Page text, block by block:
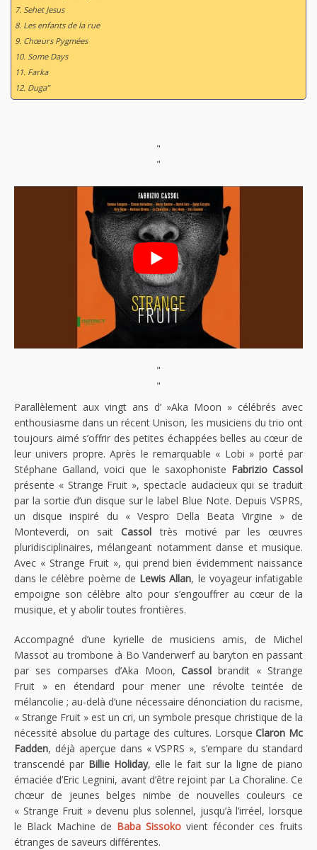
7. Sehet Jesus
8. Les enfants de la rue
9. Chœurs Pygmées
10. Some Days
11. Farka
12. Duga”
"
"
"
"
Parallèlement aux vingt ans d’ »Aka Moon » célébrés avec
enthousiasme dans un récent Unison, les musiciens du trio ont
toujours aimé s’offrir des petites échappées belles au cœur de
leur univers propre. Après le remarquable « Lobi » porté par
Stéphane Galland, voici que le saxophoniste Fabrizio Cassol
présente « Strange Fruit », spectacle audacieux qui se traduit
par la sortie d’un disque sur le label Blue Note. Depuis VSPRS,
un disque inspiré du « Vespro Della Beata Virgine » de
Monteverdi, on saitCassol très motivé par les œuvres
pluridisciplinaires, mélangeant notamment danse et musique.
Avec « Strange Fruit », qui prend bien évidemment naissance
dans le célèbre poème de Lewis Allan, le voyageur infatigable
empoigne son célèbre alto pour s’engouffrer au cœur de la
musique, et y abolir toutes frontières.
Accompagné d’une kyrielle de musiciens amis, de Michel
Massot au trombone à Bo Vanderwerf au baryton en passant
par ses comparses d’Aka Moon,Cassol brandit « Strange
Fruit » en étendard pour mener une révolte teintée de
mélancolie ; au-delà d’une nécessaire dénonciation du racisme,
« Strange Fruit » est un cri, un symbole presque christique de la
nécessité absolue du partage des cultures. LorsqueClaron Mc
Fadden, déjà aperçue dans « VSPRS », s’empare du standard
transcendé par Billie Holiday, elle le fait sur la ligne de piano
émaciée d’Eric Legnini, avant d’être rejoint par La Choraline. Ce
chœur de jeunes belges nimbe de nouvelles couleurs ce
« Strange Fruit » devenu plus solennel, jusqu’à l’irréel, lorsque
le Black Machine de Baba Sissoko vient féconder ces fruits
étranges de saveurs différentes.